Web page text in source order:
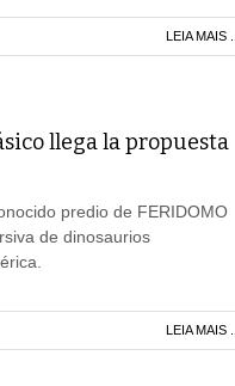
LEIA MAIS ...
llega la propuesta
predio de FERIDOMO
de dinosaurios
LEIA MAIS ...